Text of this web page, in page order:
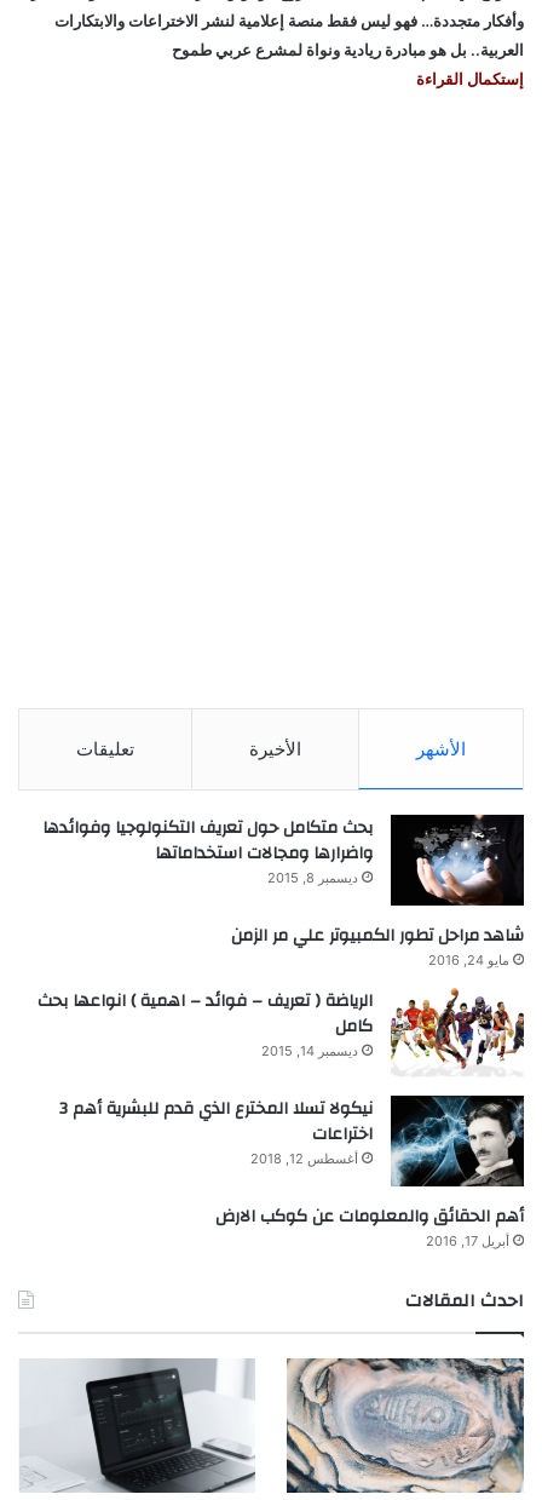
وأفكار متجددة… فهو ليس فقط منصة إعلامية لنشر الاختراعات والابتكارات
العربية.. بل هو مبادرة ريادية ونواة لمشرع عربي طموح
إستكمال القراءة
الأشهر الأخيرة تعليقات
بحث متكامل حول تعريف التكنولوجيا وفوائدها
واضرارها ومجالات استخداماتها
ديسمبر 8, 2015
شاهد مراحل تطور الكمبيوتر علي مر الزمن
مايو 24, 2016
الرياضة ( تعريف – فوائد – اهمية ) انواعها بحث
كامل
ديسمبر 14, 2015
نيكولا تسلا المخترع الذي قدم للبشرية أهم 3
اختراعات
أغسطس 12, 2018
أهم الحقائق والمعلومات عن كوكب الارض
أبريل 17, 2016
احدث المقالات